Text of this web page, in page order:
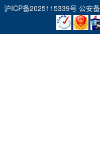
沪ICP备2025115339号 公安